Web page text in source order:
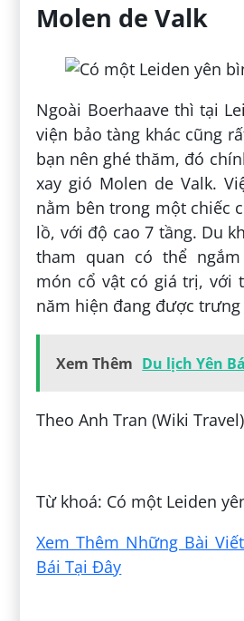
Molen de Valk
Ngoài Boerhaave thì tại
viện bảo tàng khác cũng
bạn nên ghé thăm, đó
xay gió Molen de Valk.
nằm bên trong một chiếc
lồ, với độ cao 7 tầng. Du
tham quan có thể
món cổ vật có giá trị, với
năm hiện đang được trưng
Xem Thêm Du lịch Yên
Theo Anh Tran (Wiki Travel)
Từ khoá: Có một Leiden
Xem Thêm Những Bài
Bái Tại Đây